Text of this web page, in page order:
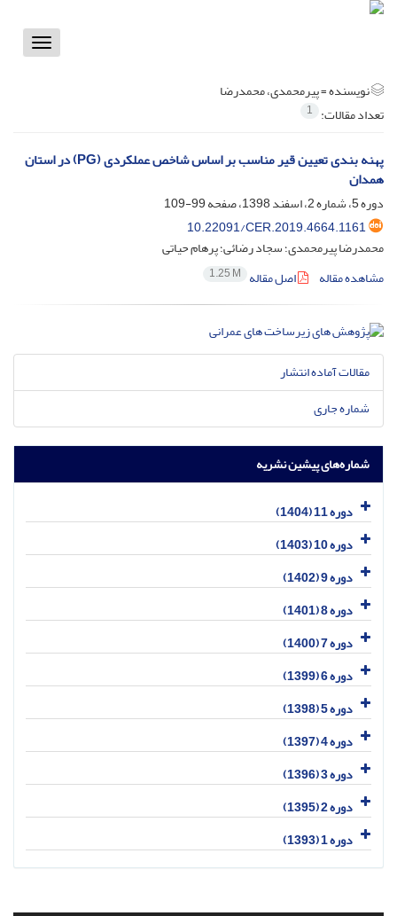
Toggle
نویسنده =پیرمحمدی، محمدرضا
تعداد مقالات: 1
پهنه بندی تعیین قیر مناسب بر اساس شاخص عملکردی (PG) در استان
همدان
دوره 5، شماره 2، اسفند 1398، صفحه
99-109
10.22091/CER.2019.4664.1161
محمدرضا پیرمحمدی؛ سجاد رضائی؛ پرهام حیاتی
مشاهده مقاله
اصل مقاله 1.25 M
مقالات آماده انتشار
شماره جاری
شماره‌های پیشین نشریه
دوره 11 (1404)
دوره 10 (1403)
دوره 9 (1402)
دوره 8 (1401)
دوره 7 (1400)
دوره 6 (1399)
دوره 5 (1398)
دوره 4 (1397)
دوره 3 (1396)
دوره 2 (1395)
دوره 1 (1393)